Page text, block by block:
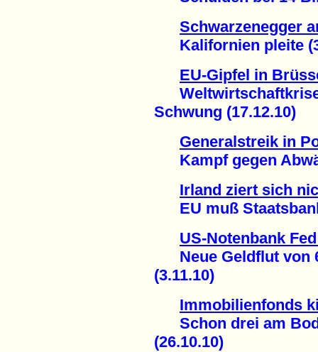
Schwarzenegger
Kalifornien pleite
EU-Gipfel in
Weltwirtschaftkrise
Schwung (17.12.10)
Generalstreik in
Kampf gegen
Irland ziert sich
EU muß
US-Notenbank
Neue Geldflut von
(3.11.10)
Immobilienfonds
Schon drei am
(26.10.10)